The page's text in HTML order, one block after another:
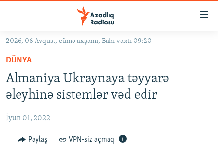
Əsas
qayıt
Əsas
naviqasiyaya
qayıt
Axtarışa
keç
#İZAHLA
KORRUPSIOMETR
#ƏSLINDƏ
FƏRQƏ BAX
QANUNI DOĞRU
2026, 06 Avqust, cümə axşamı, Bakı vaxtı 09:20
DÜNYA
Almaniya Ukraynaya təyyarə
əleyhinə sistemlər vəd edir
İyun 01, 2022
Paylaş VPN-siz açmaq